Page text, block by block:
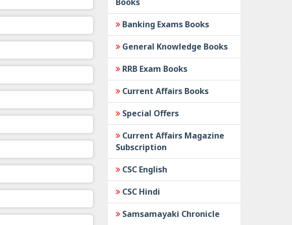
Banking Exams Books
General Knowledge Books
RRB Exam Books
Current Affairs Books
Special Offers
Current Affairs Magazine
Subscription
CSC English
CSC Hindi
Samsamayaki Chronicle